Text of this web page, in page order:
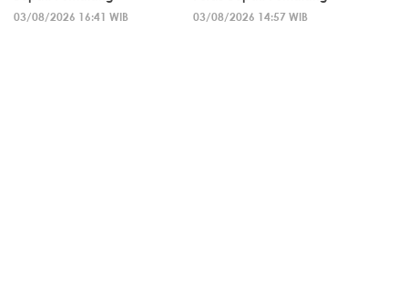
03/08/2026 16:41 WIB
03/08/2026 14:57 WIB